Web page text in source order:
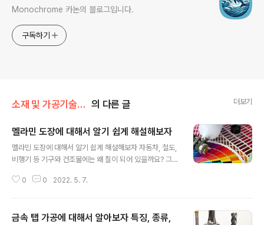
Monochrome 카논의 블로그입니다.
구독하기
소재 및 가공기술/금속 가공 의 다른 글 더보기
멜라민 도장에 대해서 알기 쉽게 해설해보자
멜라민 도장에 대해서 알기 쉽게 해설해보자 자동차, 철도,
비행기 등 기구와 건조물에는 왜 칠이 되어 있을까요? 그것
관을 지켜줄 뿐만 아니라 녹 소재의 변질을 막는 역할을 하
있습니다. 우리 주변에 있는 것, 책상 정리 선반, 컴퓨터 등
0 0 2022. 5. 7.
금속 탭 가공에 대해서 알아보자 특징, 종류,